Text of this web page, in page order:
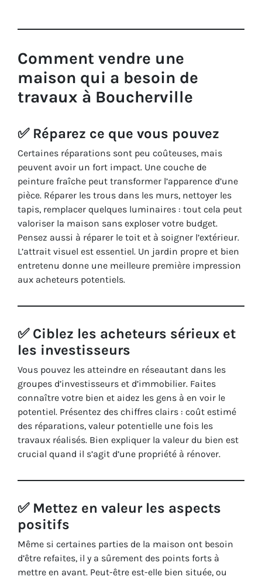
Comment vendre une
maison qui a besoin de
travaux à Boucherville
✅ Réparez ce que vous pouvez
Certaines réparations sont peu coûteuses, mais
peuvent avoir un fort impact. Une couche de
peinture fraîche peut transformer l’apparence d’une
pièce. Réparer les trous dans les murs, nettoyer les
tapis, remplacer quelques luminaires : tout cela peut
valoriser la maison sans exploser votre budget.
Pensez aussi à réparer le toit et à soigner l’extérieur.
L’attrait visuel est essentiel. Un jardin propre et bien
entretenu donne une meilleure première impression
aux acheteurs potentiels.
✅ Ciblez les acheteurs sérieux et
les investisseurs
Vous pouvez les atteindre en réseautant dans les
groupes d’investisseurs et d’immobilier. Faites
connaître votre bien et aidez les gens à en voir le
potentiel. Présentez des chiffres clairs : coût estimé
des réparations, valeur potentielle une fois les
travaux réalisés. Bien expliquer la valeur du bien est
crucial quand il s’agit d’une propriété à rénover.
✅ Mettez en valeur les aspects
positifs
Même si certaines parties de la maison ont besoin
d’être refaites, il y a sûrement des points forts à
mettre en avant. Peut-être est-elle bien située, ou